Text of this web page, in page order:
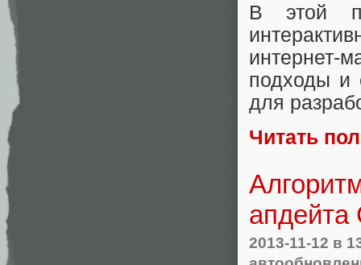
В этой
интернет-
подходы и
для
Читать
апдейта
2013-11-12 в